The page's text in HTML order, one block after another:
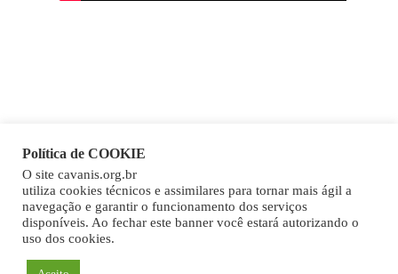
Copy
Link
Política de COOKIE
O site cavanis.org.br
utiliza cookies técnicos e assimilares para tornar mais ágil a
navegação e garantir o funcionamento dos serviços
disponíveis. Ao fechar este banner você estará autorizando o
uso dos cookies.